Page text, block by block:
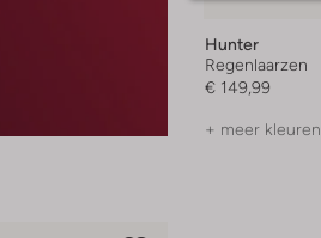
Hunter
Regenlaarzen
€ 149,99
+ meer kleuren